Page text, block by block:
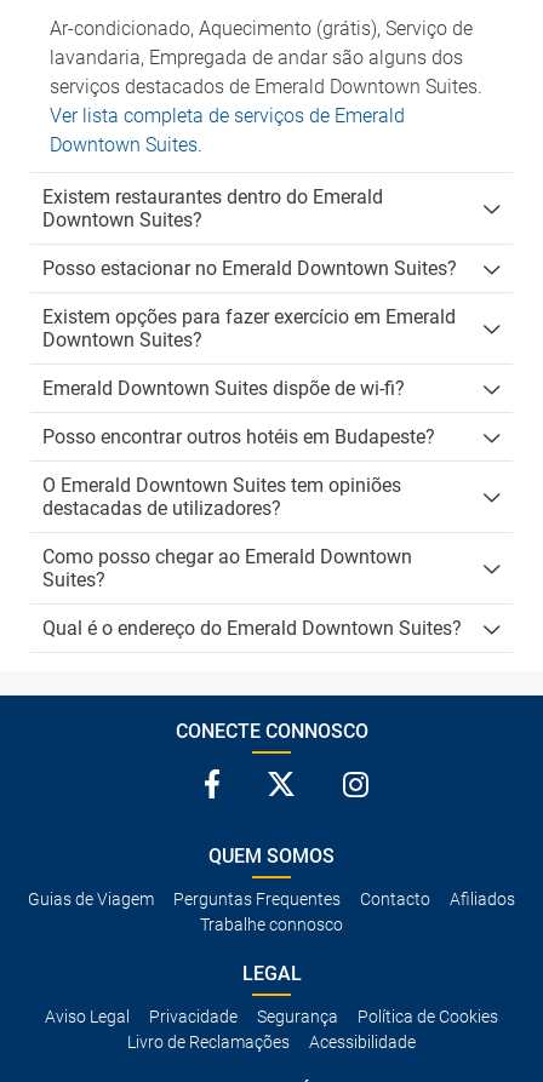
Ar-condicionado, Aquecimento (grátis), Serviço de
lavandaria, Empregada de andar são alguns dos
serviços destacados de Emerald Downtown Suites.
Ver lista completa de serviços de Emerald
Downtown Suites.
Existem restaurantes dentro do Emerald
Downtown Suites?
Posso estacionar no Emerald Downtown Suites?
Existem opções para fazer exercício em Emerald
Downtown Suites?
Emerald Downtown Suites dispõe de wi-fi?
Posso encontrar outros hotéis em Budapeste?
O Emerald Downtown Suites tem opiniões
destacadas de utilizadores?
Como posso chegar ao Emerald Downtown
Suites?
Qual é o endereço do Emerald Downtown Suites?
CONECTE CONNOSCO
QUEM SOMOS
Guias de Viagem Perguntas Frequentes Contacto
Afiliados
Trabalhe connosco
LEGAL
Aviso Legal Privacidade Segurança
Política de Cookies
Livro de Reclamações
Acessibilidade